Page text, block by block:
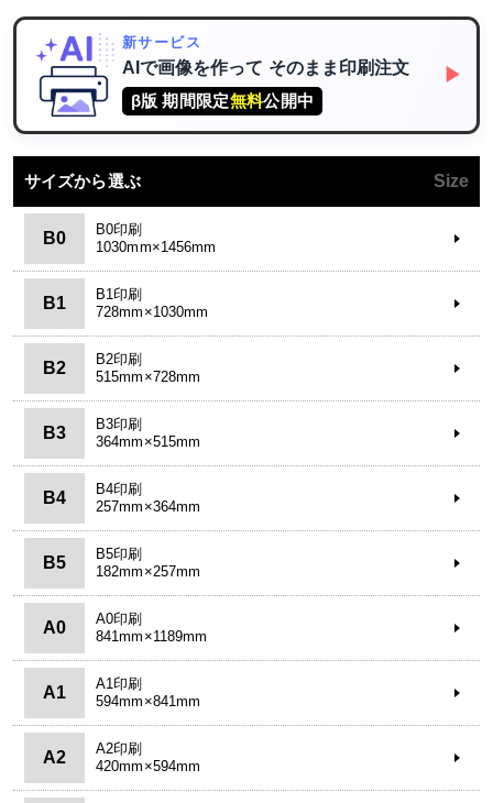
新サービス
AIで画像を作って そのまま印刷注文
β版 期間限定無料公開中
▶
サイズから選ぶ Size
B0
B0印刷
1030mm×1456mm
B1
B1印刷
728mm×1030mm
B2
B2印刷
515mm×728mm
B3
B3印刷
364mm×515mm
B4
B4印刷
257mm×364mm
B5
B5印刷
182mm×257mm
A0
A0印刷
841mm×1189mm
A1
A1印刷
594mm×841mm
A2
A2印刷
420mm×594mm